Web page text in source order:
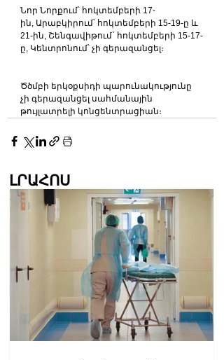
Նոր Նորքում՝ հոկտեմբերի 17-
ին, Արաբկիրում՝ հոկտեմբերի 15-19-ը և
21-ին, Շենգավիթում` հոկտեմբերի 15-17-
ը, Կենտրոնում՝ չի գերազանցել։
Ծծմբի երկօքսիդի պարունակությունը
չի գերազանցել սահմանային
թույլատրելի կոնցենտրացիան։
ԼՐԱՀՈՍ